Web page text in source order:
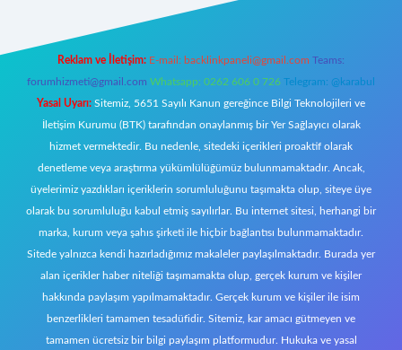
Reklam ve İletişim: E-mail: backlinkpaneli@gmail.com Teams:
forumhizmeti@gmail.com Whatsapp: 0262 606 0 726 Telegram: @karabul
Yasal Uyarı: Sitemiz, 5651 Sayılı Kanun gereğince Bilgi Teknolojileri ve
İletişim Kurumu (BTK) tarafından onaylanmış bir Yer Sağlayıcı olarak
hizmet vermektedir. Bu nedenle, sitedeki içerikleri proaktif olarak
denetleme veya araştırma yükümlülüğümüz bulunmamaktadır. Ancak,
üyelerimiz yazdıkları içeriklerin sorumluluğunu taşımakta olup, siteye üye
olarak bu sorumluluğu kabul etmiş sayılırlar. Bu internet sitesi, herhangi bir
marka, kurum veya şahıs şirketi ile hiçbir bağlantısı bulunmamaktadır.
Sitede yalnızca kendi hazırladığımız makaleler paylaşılmaktadır. Burada yer
alan içerikler haber niteliği taşımamakta olup, gerçek kurum ve kişiler
hakkında paylaşım yapılmamaktadır. Gerçek kurum ve kişiler ile isim
benzerlikleri tamamen tesadüfidir. Sitemiz, kar amacı gütmeyen ve
tamamen ücretsiz bir bilgi paylaşım platformudur. Hukuka ve yasal